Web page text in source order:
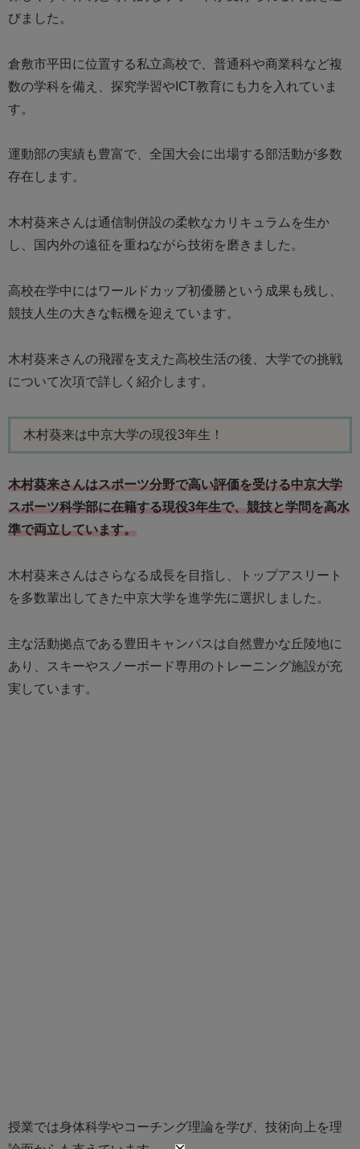
びました。
倉敷市平田に位置する私立高校で、普通科や商業科など複
数の学科を備え、探究学習やICT教育にも力を入れていま
す。
運動部の実績も豊富で、全国大会に出場する部活動が多数
存在します。
木村葵来さんは通信制併設の柔軟なカリキュラムを生か
し、国内外の遠征を重ねながら技術を磨きました。
高校在学中にはワールドカップ初優勝という成果も残し、
競技人生の大きな転機を迎えています。
木村葵来さんの飛躍を支えた高校生活の後、大学での挑戦
について次項で詳しく紹介します。
木村葵来は中京大学の現役3年生！
木村葵来さんはスポーツ分野で高い評価を受ける中京大学
スポーツ科学部に在籍する現役3年生で、競技と学問を高水
準で両立しています。
木村葵来さんはさらなる成長を目指し、トップアスリート
を多数輩出してきた中京大学を進学先に選択しました。
主な活動拠点である豊田キャンパスは自然豊かな丘陵地に
あり、スキーやスノーボード専用のトレーニング施設が充
実しています。
授業では身体科学やコーチング理論を学び、技術向上を理